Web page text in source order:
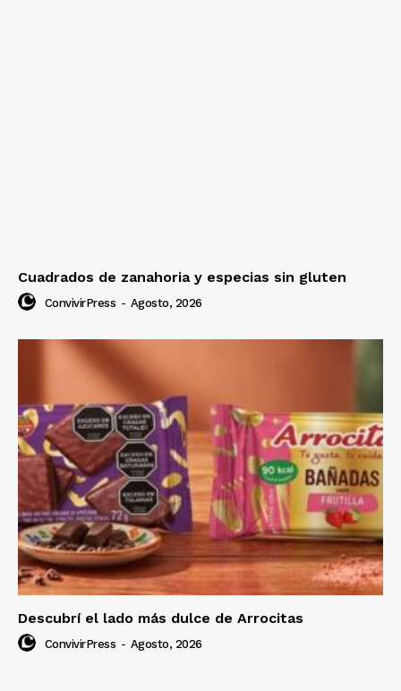
Cuadrados de zanahoria y especias sin gluten
ConvivirPress - Agosto, 2026
Descubrí el lado más dulce de Arrocitas
ConvivirPress - Agosto, 2026